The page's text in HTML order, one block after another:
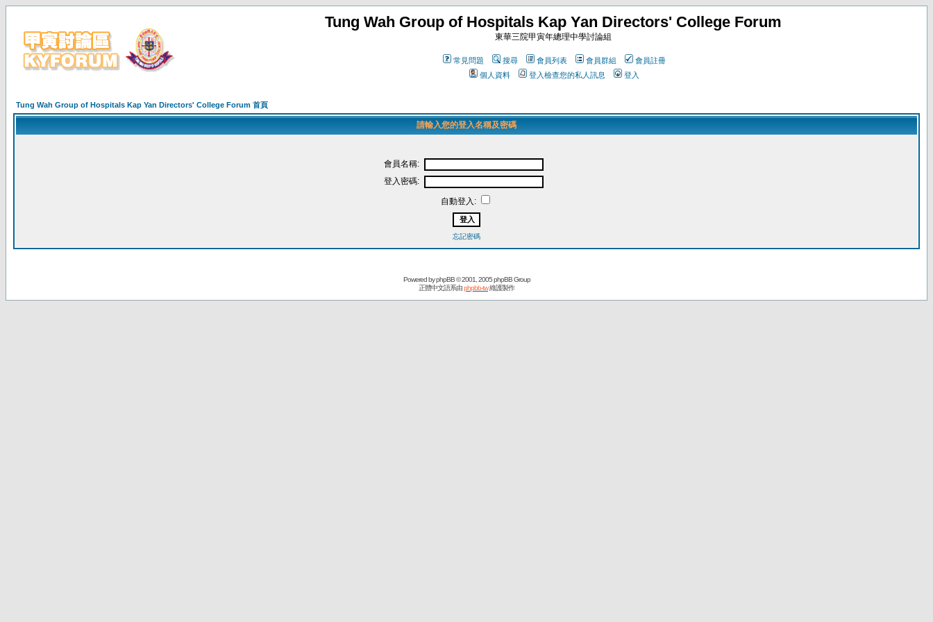
Tung Wah Group of Hospitals Kap Yan Directors' College Forum
東華三院甲寅年總理中學討論組
常見問題 搜尋 會員列表 會員群組
會員註冊
個人資料
登入檢查您的私人訊息 登入
Tung Wah Group of Hospitals Kap Yan Directors' College Forum 首頁
請輸入您的登入名稱及密碼
會員名稱:
登入密碼:
自動登入:
忘記密碼
Powered byphpBB© 2001, 2005 phpBB Group
正體中文語系由phpbb-tw維護製作